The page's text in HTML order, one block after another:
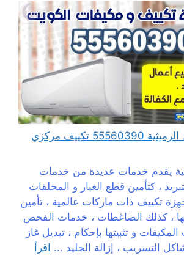
فني تكييف وتبريد الرميثية 55560390 تكييف مركزي
يقدم خدمات عديدة من خدمات
، كتأمين قطع الغيار و المحلقات
تكييف ذات ماركات عالمية ، تأمين
، كذلك الضاغطات ، خدمات الفحص
و تثبيتها بإحكام ، تبديل غاز
التسريب ، إزالة الجليد ... اقرأ